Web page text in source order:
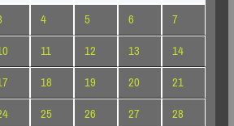
4 5 6
7
11 12 13
14
18 19 20
21
25 26 27
28